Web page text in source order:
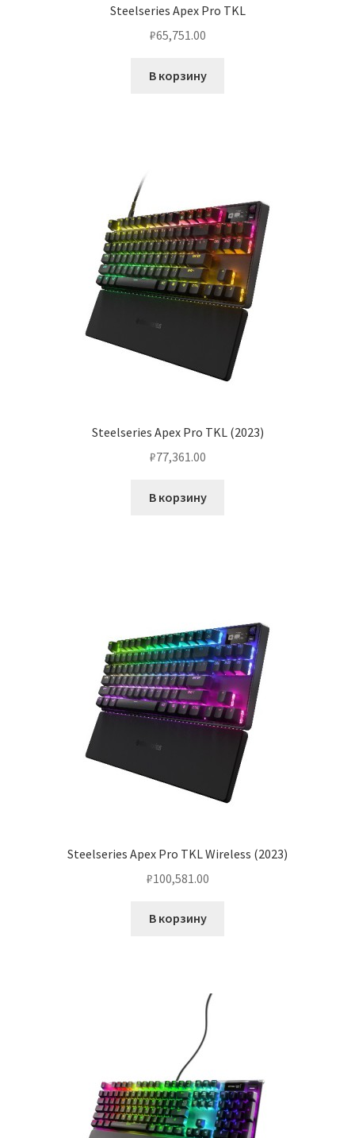
Steelseries Apex Pro TKL
₽65,751.00
В корзину
Steelseries Apex Pro TKL (2023)
₽77,361.00
В корзину
Steelseries Apex Pro TKL Wireless (2023)
₽100,581.00
В корзину